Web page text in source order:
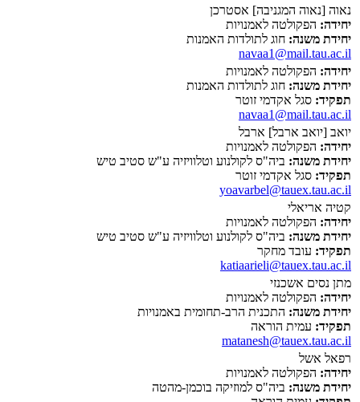
נאוה [נאוה המגניבה] אסטרכן
יחידה: הפקולטה לאמנויות
יחידת משנה: חוג לתולדות האמנות
navaa1@mail.tau.ac.il
יחידה: הפקולטה לאמנויות
יחידת משנה: חוג לתולדות האמנות
תפקיד: סגל אקדמי זוטר
navaa1@mail.tau.ac.il
יואב [יואב ארבל] ארבל
יחידה: הפקולטה לאמנויות
יחידת משנה: ביה"ס לקולנוע וטלוויזיה ע"ש סטיב טיש
תפקיד: סגל אקדמי זוטר
yoavarbel@tauex.tau.ac.il
קטיה אריאלי
יחידה: הפקולטה לאמנויות
יחידת משנה: ביה"ס לקולנוע וטלוויזיה ע"ש סטיב טיש
תפקיד: עובד מחקר
katiaarieli@tauex.tau.ac.il
מתן נסים אשכנזי
יחידה: הפקולטה לאמנויות
יחידת משנה: התכנית הרב-תחומית באמנויות
תפקיד: עמית הוראה
matanesh@tauex.tau.ac.il
רפאל אשל
יחידה: הפקולטה לאמנויות
יחידת משנה: ביה"ס למוזיקה בוכמן-מהטה